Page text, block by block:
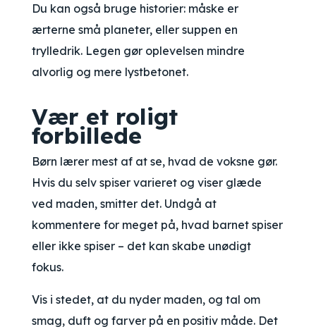
Du kan også bruge historier: måske er
ærterne små planeter, eller suppen en
trylledrik. Legen gør oplevelsen mindre
alvorlig og mere lystbetonet.
Vær et roligt
forbillede
Børn lærer mest af at se, hvad de voksne gør.
Hvis du selv spiser varieret og viser glæde
ved maden, smitter det. Undgå at
kommentere for meget på, hvad barnet spiser
eller ikke spiser – det kan skabe unødigt
fokus.
Vis i stedet, at du nyder maden, og tal om
smag, duft og farver på en positiv måde. Det